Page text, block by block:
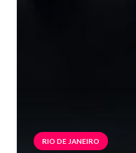
RIO DE JANEIRO